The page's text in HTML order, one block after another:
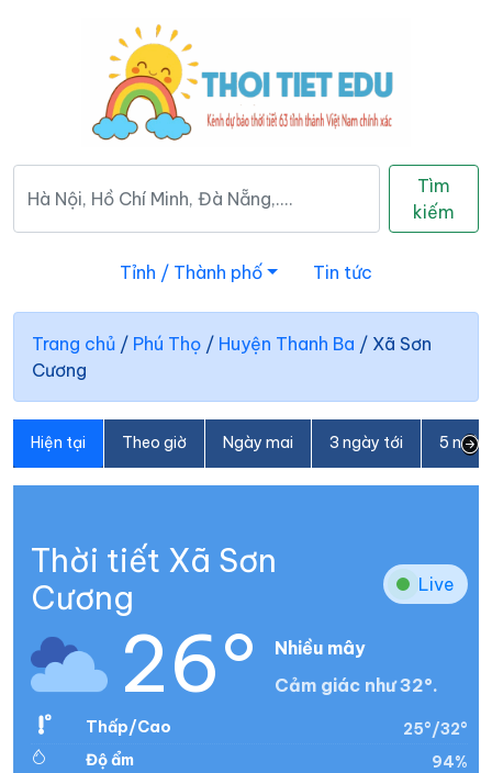
Tìm
kiếm
Tỉnh / Thành phố Tin tức
Trang chủ / Phú Thọ / Huyện Thanh Ba / Xã Sơn
Cương
Hiện tại Theo giờ Ngày mai 3 ngày tới 5
Thời tiết Xã Sơn
Cương
Live
26°
Nhiều mây
Cảm giác như 32°.
Thấp/Cao
25°/32°
Độ ẩm
94%